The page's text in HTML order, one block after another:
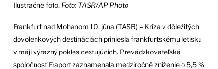
Ilustračné foto. Foto: TASR/AP Photo
Frankfurt nad Mohanom 10. júna (TASR) – Kríza v dôležitých
dovolenkových destináciách priniesla frankfurtskému letisku
v máji výrazný pokles cestujúcich. Prevádzkovateľská
spoločnosť Fraport zaznamenala medziročné zníženie o 5,5 %